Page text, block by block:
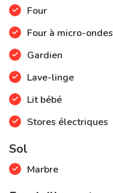
Four
Four à micro-ondes
Gardien
Lave-linge
Lit bébé
Stores électriques
Sol
Marbre